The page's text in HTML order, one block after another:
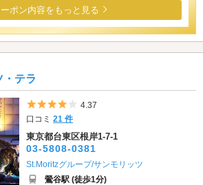
ポン内容をもっと見る
・テラ
5つ星のうち4
4.37
口コミ21 件
東京都台東区根岸1-7-1
03-5808-0381
St.Moritzグループ/サンモリッツ
鶯谷駅 (徒歩1分)